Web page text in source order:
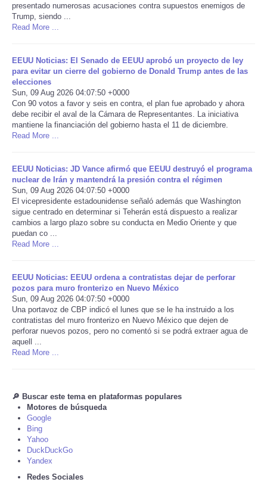
Portada de Noticias
Ciencia
Deportes
EEUU
Internacionales
Negocios
Salud
Tecnologia
Tiempo
CATEGORIES
CONTACT
SEARCH
SHOPPING
presentado numerosas acusaciones contra supuestos enemigos de
Trump, siendo ...
Read More ...
EEUU Noticias: El Senado de EEUU aprobó un proyecto de ley
para evitar un cierre del gobierno de Donald Trump antes de las
elecciones
Sun, 09 Aug 2026 04:07:50 +0000
Con 90 votos a favor y seis en contra, el plan fue aprobado y ahora
debe recibir el aval de la Cámara de Representantes. La iniciativa
mantiene la financiación del gobierno hasta el 11 de diciembre.
Read More ...
EEUU Noticias: JD Vance afirmó que EEUU destruyó el programa
nuclear de Irán y mantendrá la presión contra el régimen
Sun, 09 Aug 2026 04:07:50 +0000
El vicepresidente estadounidense señaló además que Washington
sigue centrado en determinar si Teherán está dispuesto a realizar
cambios a largo plazo sobre su conducta en Medio Oriente y que
puedan co ...
Read More ...
EEUU Noticias: EEUU ordena a contratistas dejar de perforar
pozos para muro fronterizo en Nuevo México
Sun, 09 Aug 2026 04:07:50 +0000
Una portavoz de CBP indicó el lunes que se le ha instruido a los
contratistas del muro fronterizo en Nuevo México que dejen de
perforar nuevos pozos, pero no comentó si se podrá extraer agua de
aquell ...
Read More ...
🔎 Buscar este tema en plataformas populares
Motores de búsqueda
Google
Bing
Yahoo
DuckDuckGo
Yandex
Redes Sociales